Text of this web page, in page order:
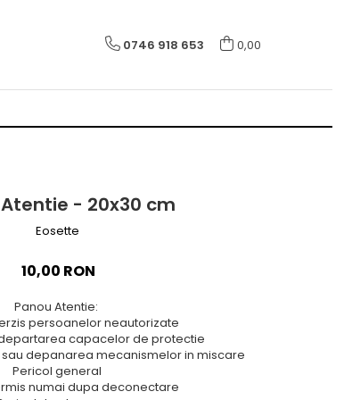
0746 918 653 0,00
- 20x30 cm
Eosette
10,00 RON
Panou Atentie:
persoanelor neautorizate
capacelor de protectie
depanarea mecanismelor in miscare
Pericol general
numai dupa deconectare